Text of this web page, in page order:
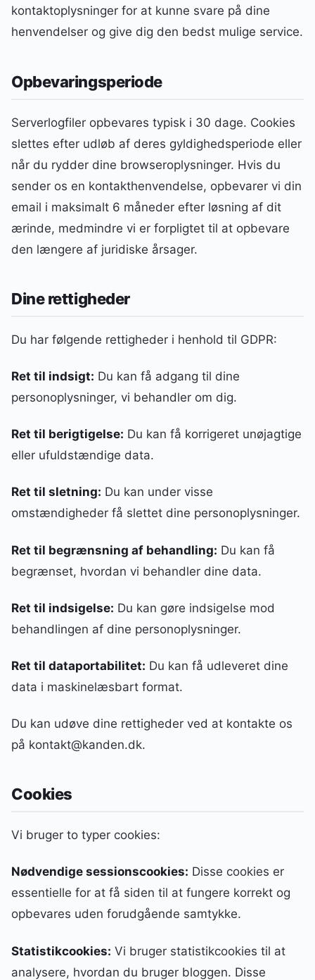
kontaktoplysninger for at kunne svare på dine
henvendelser og give dig den bedst mulige service.
Opbevaringsperiode
Serverlogfiler opbevares typisk i 30 dage. Cookies
slettes efter udløb af deres gyldighedsperiode eller
når du rydder dine browseroplysninger. Hvis du
sender os en kontakthenvendelse, opbevarer vi din
email i maksimalt 6 måneder efter løsning af dit
ærinde, medmindre vi er forpligtet til at opbevare
den længere af juridiske årsager.
Dine rettigheder
Du har følgende rettigheder i henhold til GDPR:
Ret til indsigt: Du kan få adgang til dine
personoplysninger, vi behandler om dig.
Ret til berigtigelse: Du kan få korrigeret unøjagtige
eller ufuldstændige data.
Ret til sletning: Du kan under visse
omstændigheder få slettet dine personoplysninger.
Ret til begrænsning af behandling: Du kan få
begrænset, hvordan vi behandler dine data.
Ret til indsigelse: Du kan gøre indsigelse mod
behandlingen af dine personoplysninger.
Ret til dataportabilitet: Du kan få udleveret dine
data i maskinelæsbart format.
Du kan udøve dine rettigheder ved at kontakte os
på kontakt@kanden.dk.
Cookies
Vi bruger to typer cookies:
Nødvendige sessionscookies: Disse cookies er
essentielle for at få siden til at fungere korrekt og
opbevares uden forudgående samtykke.
Statistikcookies: Vi bruger statistikcookies til at
analysere, hvordan du bruger bloggen. Disse